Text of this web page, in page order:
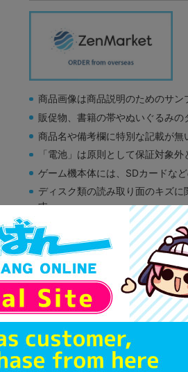
商品画像は商品説明のためのサン
販促物、書籍の帯やぬいぐるみの
商品名や備考欄に特別な記載が無
「電池」は原則として保証対象外
ゲーム機本体には、SDカードな
ディスク類の読み取り面のキズ
す。
※詳細につきましてはコチラ
状態 : A
オンライン
在庫あり 1,990